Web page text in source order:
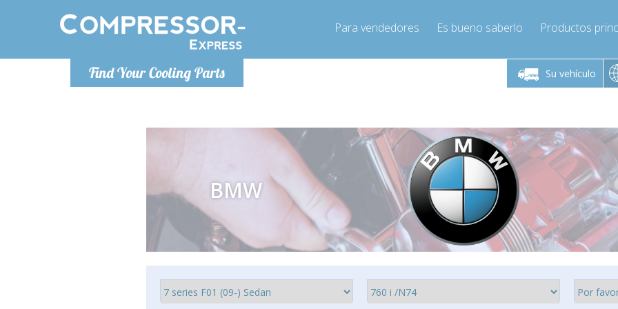
Find Your Cooling Parts
Para vendedores Es bueno saberlo Productos
Su vehículo
De lunes a viernes de 9:00 a De lunes a viernes de 9:00 a
16:00
Info@compressor-express.es
De lunes a
BMW